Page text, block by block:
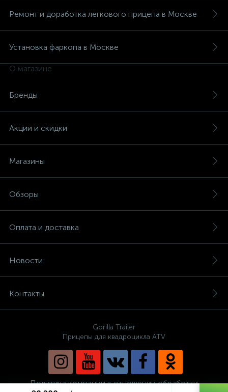
Ремонт и доработка легкового прицепа в Москве
Установка фаркопа в Москве
О магазине
Бренды
Акции и скидки
Магазины
Обзоры
Оплата и доставка
Новости
Контакты
Gorilla Trailer
Прицепы для квадроцикла ATV
Политика компании в отношении обработки